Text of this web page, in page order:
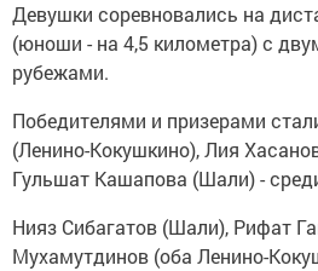
Девушки соревновались на
(юноши - на 4,5 километра) с
рубежами.
Победителями и призерами
(Ленино-Кокушкино), Лия
Гульшат Кашапова (Шали) -
Нияз Сибагатов (Шали), Рифат
Мухамутдинов (оба Ленино-